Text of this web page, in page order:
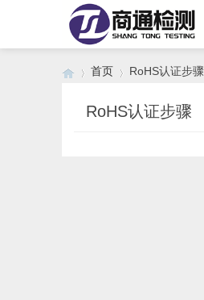
首页 RoHS认证步骤
RoHS认证步骤